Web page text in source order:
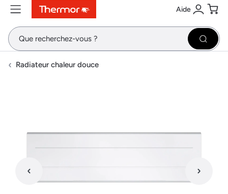
ContenuMenuRecherche Aide
Se
Radiateur chaleur douce